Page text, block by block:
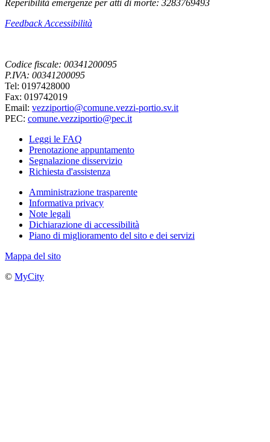
Reperibilità emergenze per atti di morte: 3283769493
Feedback Accessibilità
Codice fiscale: 00341200095
P.IVA: 00341200095
Tel: 0197428000
Fax: 019742019
Email: vezziportio@comune.vezzi-portio.sv.it
PEC: comune.vezziportio@pec.it
Leggi le FAQ
Prenotazione appuntamento
Segnalazione disservizio
Richiesta d'assistenza
Amministrazione trasparente
Informativa privacy
Note legali
Dichiarazione di accessibilità
Piano di miglioramento del sito e dei servizi
Mappa del sito
© MyCity